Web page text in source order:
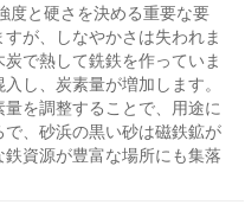
度と硬さを決める重要な要
が、しなやかさは失われま
で熱して銑鉄を作っていま
し、炭素量が増加します。
を調整することで、用途に
、砂浜の黒い砂は磁鉄鉱が
資源が豊富な場所にも集落